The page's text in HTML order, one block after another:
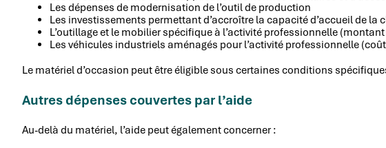
Les dépenses de modernisation de l’outil de production
Les investissements permettant d’accroître la capacité d’accueil de la
L’outillage et le mobilier spécifique à l’activité professionnelle
Les véhicules industriels aménagés pour l’activité professionnelle
Le matériel d’occasion peut être éligible sous certaines conditions
Autres dépenses couvertes par l’aide
Au-delà du matériel, l’aide peut également concerner :